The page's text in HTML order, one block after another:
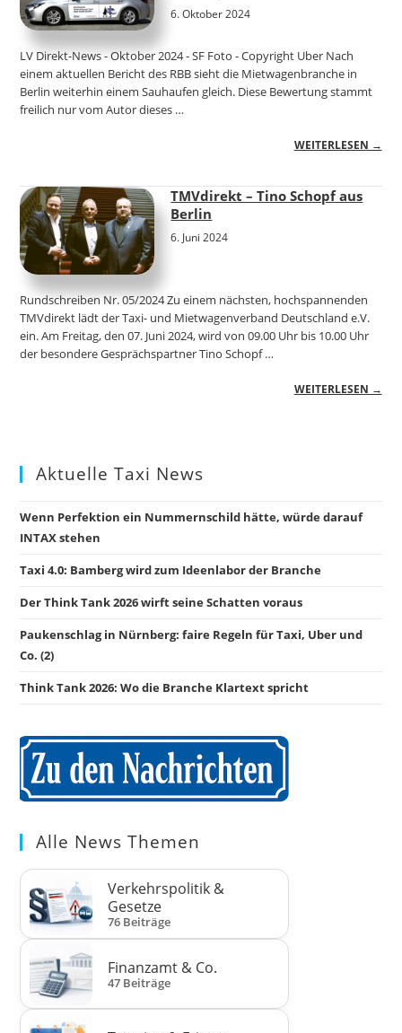
6. Oktober 2024
LV Direkt-News - Oktober 2024 - SF Foto - Copyright Uber Nach
einem aktuellen Bericht des RBB sieht die Mietwagenbranche in
Berlin weiterhin einem Sauhaufen gleich. Diese Bewertung stammt
freilich nur vom Autor dieses …
WEITERLESEN →
TMVdirekt – Tino Schopf aus
Berlin
6. Juni 2024
Rundschreiben Nr. 05/2024 Zu einem nächsten, hochspannenden
TMVdirekt lädt der Taxi- und Mietwagenverband Deutschland e.V.
ein. Am Freitag, den 07. Juni 2024, wird von 09.00 Uhr bis 10.00 Uhr
der besondere Gesprächspartner Tino Schopf …
WEITERLESEN →
Aktuelle Taxi News
Wenn Perfektion ein Nummernschild hätte, würde darauf
INTAX stehen
Taxi 4.0: Bamberg wird zum Ideenlabor der Branche
Der Think Tank 2026 wirft seine Schatten voraus
Paukenschlag in Nürnberg: faire Regeln für Taxi, Uber und
Co. (2)
Think Tank 2026: Wo die Branche Klartext spricht
Alle News Themen
Verkehrspolitik &
Gesetze
76 Beiträge
Finanzamt & Co.
47 Beiträge